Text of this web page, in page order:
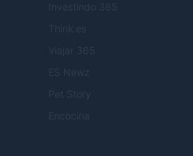
Investindo 365
Think.es
Viajar 365
ES Newz
Pet Story
Encocina